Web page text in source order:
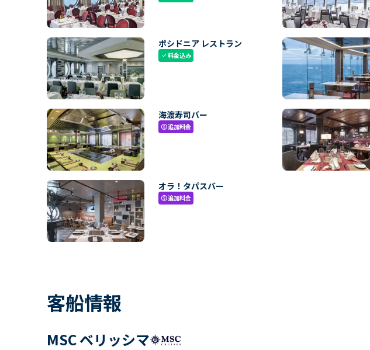
ポシドニア レストラン
check料金込み
海渡寿司バー
paid追加料金
オラ！タパスバー
paid追加料金
客船情報
MSC ベリッシマ